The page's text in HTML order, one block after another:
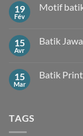
Motif
19
Fév
Motif
Motif
Mendung
15
Avr
Batik Jawa
Batik
15
Mar
Batik Print
TAGS